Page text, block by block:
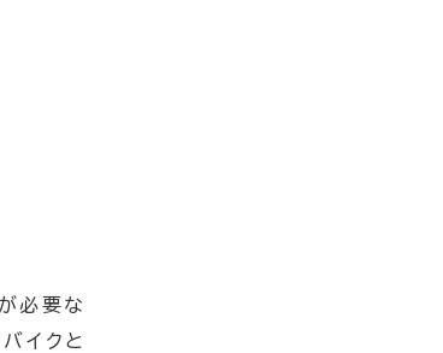
必要な
イクと